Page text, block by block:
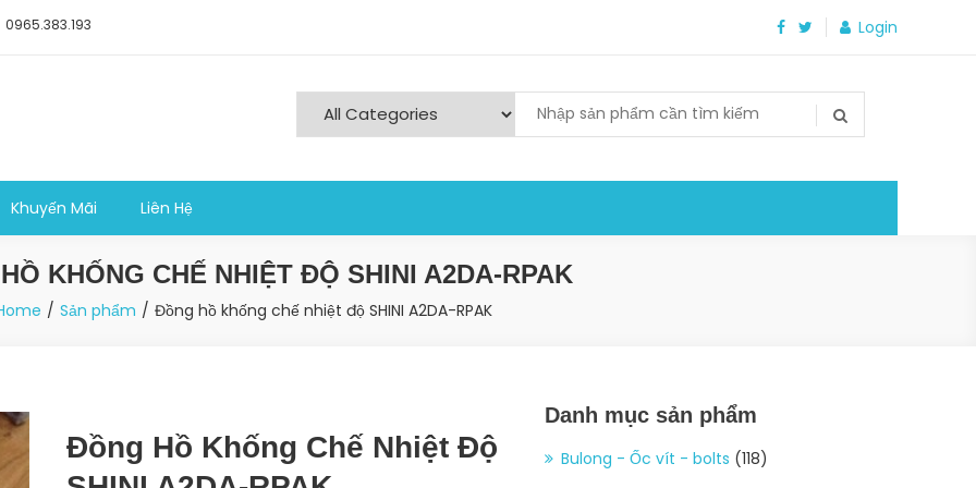
0965.383.193 Login
Khuyến Mãi Liên Hệ
KHỐNG CHẾ NHIỆT ĐỘ SHINI A2DA-RPAK
Sản phẩm Đồng hồ khống chế nhiệt độ SHINI A2DA-RPAK
Đồng Hồ Khống Chế Nhiệt Độ
Danh mục sản phẩm
Bulong - Ốc vít - bolts (118)